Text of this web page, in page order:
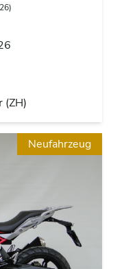
(ZH)
Neufahrzeug